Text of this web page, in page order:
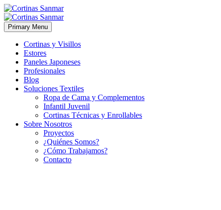
Primary Menu
Cortinas y Visillos
Estores
Paneles Japoneses
Profesionales
Blog
Soluciones Textiles
Ropa de Cama y Complementos
Infantil Juvenil
Cortinas Técnicas y Enrollables
Sobre Nosotros
Proyectos
¿Quiénes Somos?
¿Cómo Trabajamos?
Contacto